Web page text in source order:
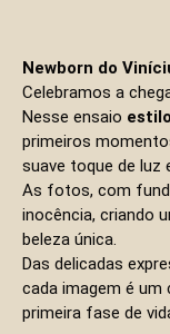
Newborn do
Celebramos a
Nesse ensaio
primeiros
suave toque de luz
As fotos, com
inocência, criando
beleza única.
Das delicadas
cada imagem é um
primeira fase de